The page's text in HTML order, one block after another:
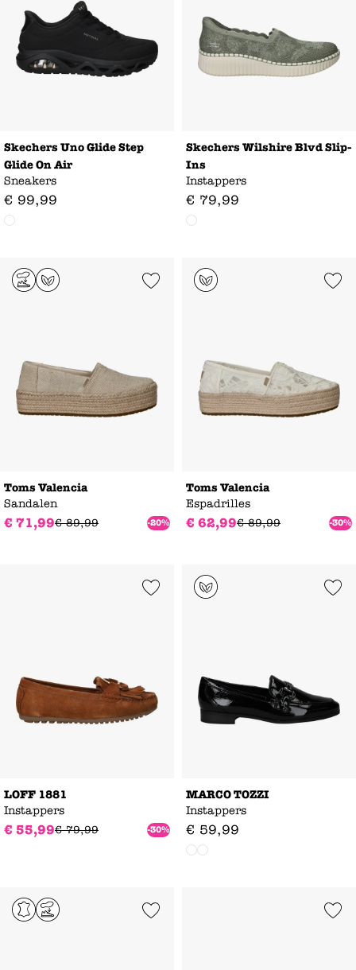
Skechers Uno Glide Step
Glide On Air
Sneakers
€ 99,99
Skechers Wilshire Blvd Slip-
Ins
Instappers
€ 79,99
Add to Wishlist
Toms Valencia
Sandalen
€ 71,99€ 89,99 -20%
Add to
Toms Valencia
Espadrilles
€ 62,99€ 89,99 -30%
Add to Wishlist
LOFF 1881
Instappers
€ 55,99€ 79,99 -30%
Add to
MARCO TOZZI
Instappers
€ 59,99
Add to Wishlist Add to